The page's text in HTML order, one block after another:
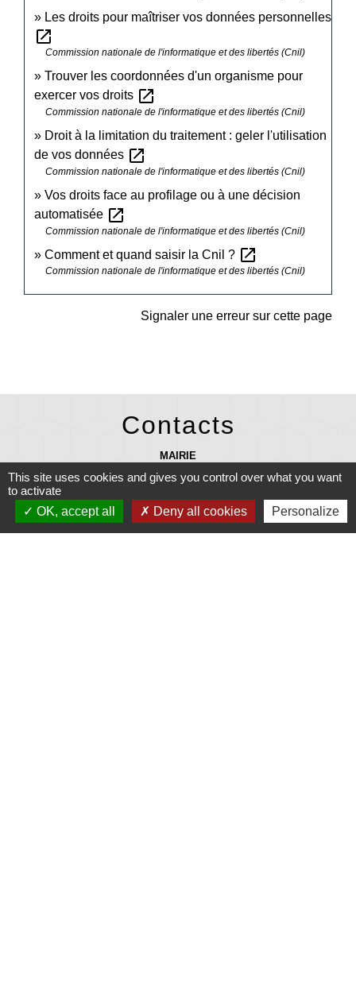
Les droits pour maîtriser vos données personnelles
open_in_new
Commission nationale de l'informatique et des libertés (Cnil)
Trouver les coordonnées d'un organisme pour
exercer vos droits open_in_new
Commission nationale de l'informatique et des libertés (Cnil)
Droit à la limitation du traitement : geler l'utilisation
de vos données open_in_new
Commission nationale de l'informatique et des libertés (Cnil)
Vos droits face au profilage ou à une décision
automatisée open_in_new
Commission nationale de l'informatique et des libertés (Cnil)
Comment et quand saisir la Cnil ? open_in_new
Commission nationale de l'informatique et des libertés (Cnil)
Signaler une erreur sur cette page
Contacts
MAIRIE
27 rue Laennec 29710 PLONEIS - FRANCE
+33 2 98 91 08 07
mairie@ploneis.com
This site uses cookies and gives you control over what you want
to activate
OK, accept all
Deny all cookies Personalize